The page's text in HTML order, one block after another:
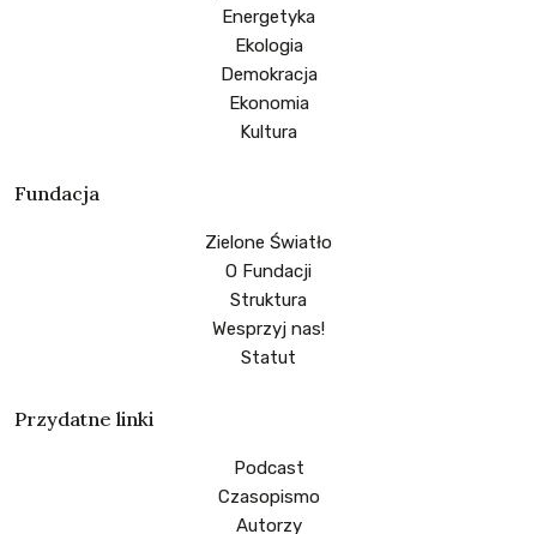
Energetyka
Ekologia
Demokracja
Ekonomia
Kultura
Fundacja
Zielone Światło
O Fundacji
Struktura
Wesprzyj nas!
Statut
Przydatne linki
Podcast
Czasopismo
Autorzy